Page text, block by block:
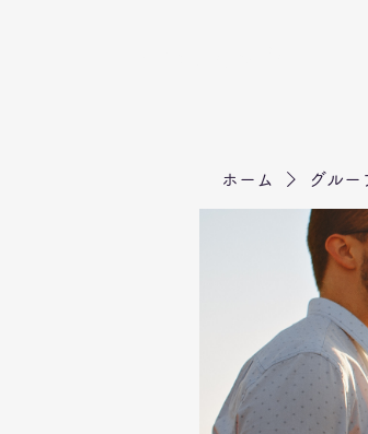
ホーム グルー